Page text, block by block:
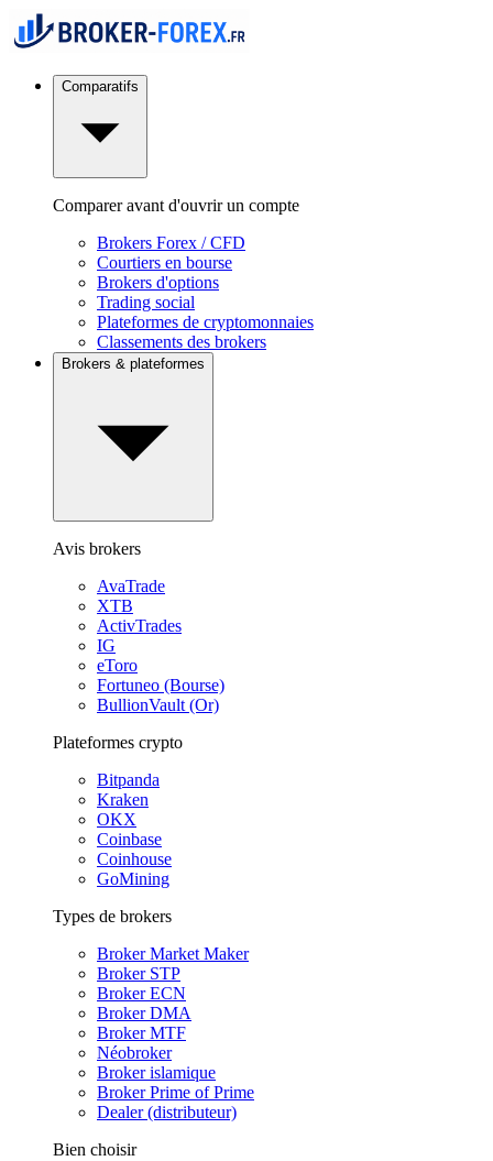
Comparatifs
Comparer avant d'ouvrir un compte
Brokers Forex / CFD
Courtiers en bourse
Brokers d'options
Trading social
Plateformes de cryptomonnaies
Classements des brokers
Brokers & plateformes
Avis brokers
AvaTrade
XTB
ActivTrades
IG
eToro
Fortuneo (Bourse)
BullionVault (Or)
Plateformes crypto
Bitpanda
Kraken
OKX
Coinbase
Coinhouse
GoMining
Types de brokers
Broker Market Maker
Broker STP
Broker ECN
Broker DMA
Broker MTF
Néobroker
Broker islamique
Broker Prime of Prime
Dealer (distributeur)
Bien choisir